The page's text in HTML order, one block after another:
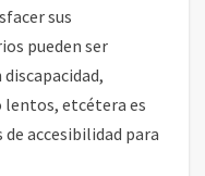
sus
pueden ser
lentos, etcétera es
accesibilidad para